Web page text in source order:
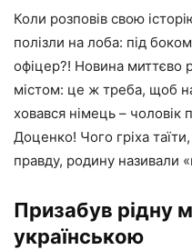
Коли розповів свою
полізли на лоба: під
офіцер?! Новина миттєво
містом: це ж треба, щоб
ховався німець – чоловік
Доценко! Чого гріха
правду, родину називали
Призабув рідну
українською